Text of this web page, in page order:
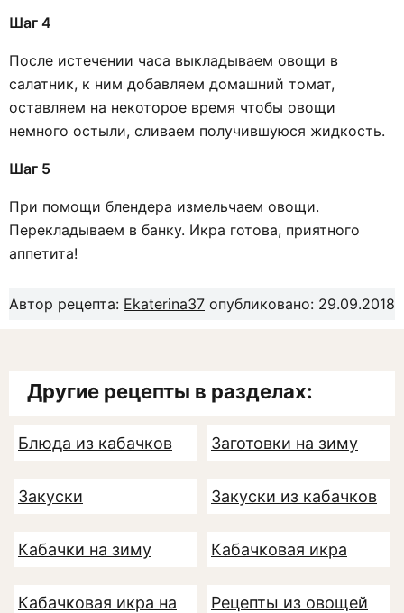
Шаг 4
После истечении часа выкладываем овощи в
салатник, к ним добавляем домашний томат,
оставляем на некоторое время чтобы овощи
немного остыли, сливаем получившуюся жидкость.
Шаг 5
При помощи блендера измельчаем овощи.
Перекладываем в банку. Икра готова, приятного
аппетита!
Автор рецепта: Ekaterina37 опубликовано: 29.09.2018
Другие рецепты в разделах:
Блюда из кабачков Заготовки на зиму
Закуски Закуски из кабачков
Кабачки на зиму Кабачковая икра
Кабачковая икра на Рецепты из овощей